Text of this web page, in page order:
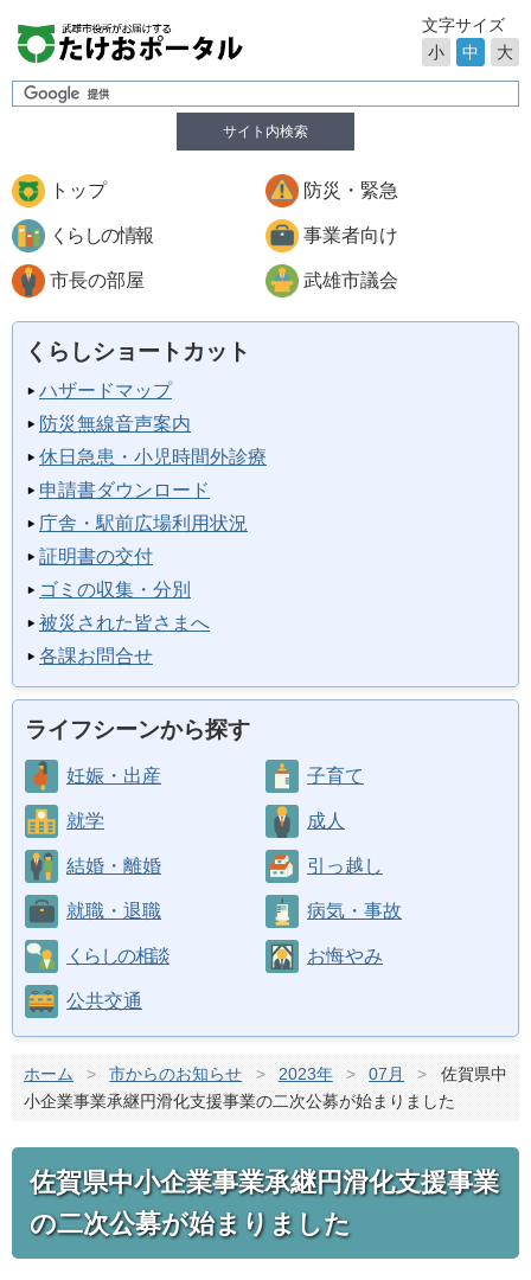
サイト内検索
文字サイズ
小
中 大
トップ 防災・緊急
くらしの情報 事業者向け
市長の部屋 武雄市議会
くらしショートカット
ハザードマップ
防災無線音声案内
休日急患・小児時間外診療
申請書ダウンロード
庁舎・駅前広場利用状況
証明書の交付
ゴミの収集・分別
被災された皆さまへ
各課お問合せ
ライフシーンから探す
妊娠・出産 子育て
就学 成人
結婚・離婚 引っ越し
就職・退職 病気・事故
くらしの相談 お悔やみ
公共交通
ホーム > 市からのお知らせ > 2023年 > 07月 >
佐賀県中
小企業事業承継円滑化支援事業の二次公募が始まりました
佐賀県中小企業事業承継円滑化支援事業
の二次公募が始まりました